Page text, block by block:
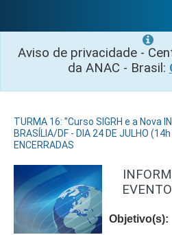
Aviso de privacidade -
da ANAC - Brasil:
TURMA 16: "Curso SIGRH e a Nova
BRASÍLIA/DF - DIA 24 DE JULHO
ENCERRADAS
Objetivo(s):